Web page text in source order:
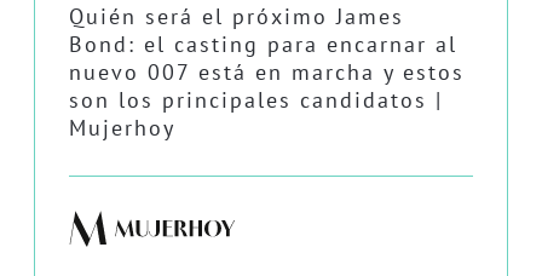
Quién será el próximo James
Bond: el casting para encarnar al
nuevo 007 está en marcha y estos
son los principales candidatos |
Mujerhoy